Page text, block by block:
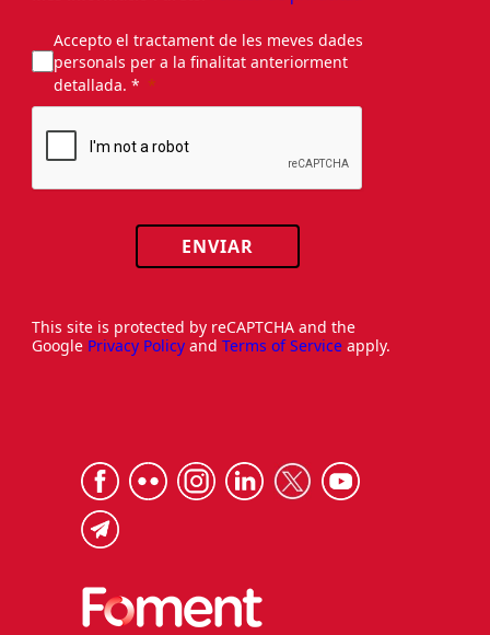
Accepto el tractament de les meves dades
personals per a la finalitat anteriorment
detallada. *
ENVIAR
This site is protected by reCAPTCHA and the
Google Privacy Policy and Terms of Service apply.